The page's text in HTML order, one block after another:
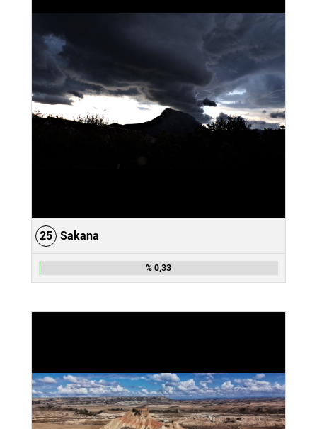
25 Sakana
% 0,33